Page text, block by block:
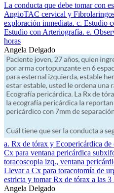
La conducta que debe tomar con
AngioTAC cervical y
exploración inmediata. c. Estudio
Estudio con Arteriografía. e.
horas
Angela Delgado
a. Rx de tórax y Ecopericárdica
Cx para ventana pericárdica
toracoscopia izq., ventana
Llevar a Cx para toracotomía de
estricta y tomar Rx de tórax a las 3
Angela Delgado